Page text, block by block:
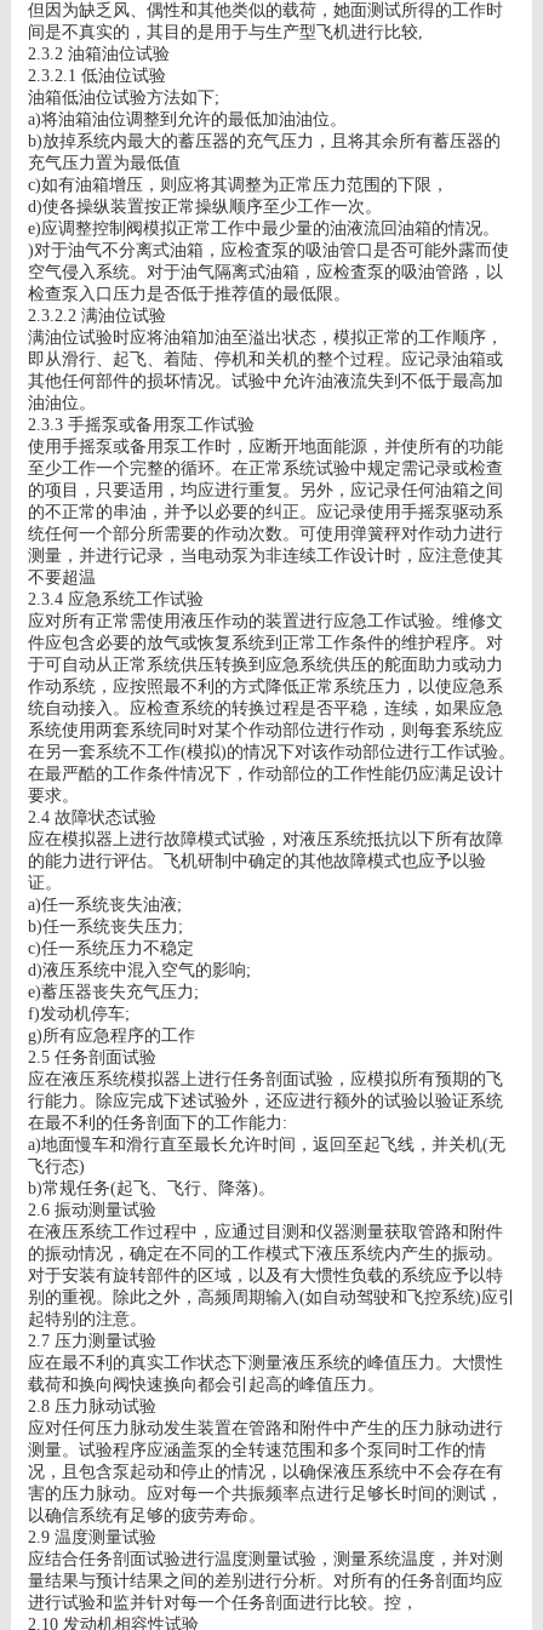
但因为缺乏风、偶性和其他类似的载荷，她面测试所得的工作时
间是不真实的，其目的是用于与生产型飞机进行比较,
2.3.2 油箱油位试验
2.3.2.1 低油位试验
油箱低油位试验方法如下;
a)将油箱油位调整到允许的最低加油油位。
b)放掉系统内最大的蓄压器的充气压力，且将其余所有蓄压器的
充气压力置为最低值
c)如有油箱增压，则应将其调整为正常压力范围的下限，
d)使各操纵装置按正常操纵顺序至少工作一次。
e)应调整控制阀模拟正常工作中最少量的油液流回油箱的情况。
)对于油气不分离式油箱，应检査泵的吸油管口是否可能外露而使
空气侵入系统。对于油气隔离式油箱，应检査泵的吸油管路，以
检查泵入口压力是否低于推荐值的最低限。
2.3.2.2 满油位试验
满油位试验时应将油箱加油至溢出状态，模拟正常的工作顺序，
即从滑行、起飞、着陆、停机和关机的整个过程。应记录油箱或
其他任何部件的损坏情况。试验中允许油液流失到不低于最高加
油油位。
2.3.3 手摇泵或备用泵工作试验
使用手摇泵或备用泵工作时，应断开地面能源，并使所有的功能
至少工作一个完整的循环。在正常系统试验中规定需记录或检查
的项目，只要适用，均应进行重复。另外，应记录任何油箱之间
的不正常的串油，并予以必要的纠正。应记录使用手摇泵驱动系
统任何一个部分所需要的作动次数。可使用弹簧秤对作动力进行
测量，并进行记录，当电动泵为非连续工作设计时，应注意使其
不要超温
2.3.4 应急系统工作试验
应对所有正常需使用液压作动的装置进行应急工作试验。维修文
件应包含必要的放气或恢复系统到正常工作条件的维护程序。对
于可自动从正常系统供压转换到应急系统供压的舵面助力或动力
作动系统，应按照最不利的方式降低正常系统压力，以使应急系
统自动接入。应检查系统的转换过程是否平稳，连续，如果应急
系统使用两套系统同时对某个作动部位进行作动，则每套系统应
在另一套系统不工作(模拟)的情况下对该作动部位进行工作试验。
在最严酷的工作条件情况下，作动部位的工作性能仍应满足设计
要求。
2.4 故障状态试验
应在模拟器上进行故障模式试验，对液压系统抵抗以下所有故障
的能力进行评估。飞机研制中确定的其他故障模式也应予以验
证。
a)任一系统丧失油液;
b)任一系统丧失压力 ;
c)任一系统压力不稳定
d)液压系统中混入空气的影响;
e)蓄压器丧失充气压力 ;
f)发动机停车;
g)所有应急程序的工作
2.5 任务剖面试验
应在液压系统模拟器上进行任务剖面试验，应模拟所有预期的飞
行能力。除应完成下述试验外，还应进行额外的试验以验证系统
在最不利的任务剖面下的工作能力 :
a)地面慢车和滑行直至最长允许时间，返回至起飞线，并关机(无
飞行态)
b)常规任务(起飞、飞行、降落)。
2.6 振动测量试验
在液压系统工作过程中，应通过目测和仪器测量获取管路和附件
的振动情况，确定在不同的工作模式下液压系统内产生的振动。
对于安装有旋转部件的区域，以及有大惯性负载的系统应予以特
别的重视。除此之外，高频周期输入(如自动驾驶和飞控系统)应引
起特别的注意。
2.7 压力测量试验
应在最不利的真实工作状态下测量液压系统的峰值压力。大惯性
载荷和换向阀快速换向都会引起高的峰值压力。
2.8 压力脉动试验
应对任何压力脉动发生装置在管路和附件中产生的压力脉动进行
测量。试验程序应涵盖泵的全转速范围和多个泵同时工作的情
况，且包含泵起动和停止的情况，以确保液压系统中不会存在有
害的压力脉动。应对每一个共振频率点进行足够长时间的测试，
以确信系统有足够的疲劳寿命。
2.9 温度测量试验
应结合任务剖面试验进行温度测量试验，测量系统温度，并对测
量结果与预计结果之间的差别进行分析。对所有的任务剖面均应
进行试验和监并针对每一个任务剖面进行比较。控，
2.10 发动机相容性试验